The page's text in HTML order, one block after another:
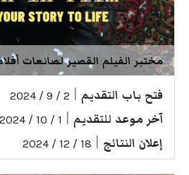
مختبر الفيلم القصير لصانعات
فتح باب التقديم 2 / 9 / 2024
آخر موعد للتقديم 1 / 10 / 2024
إعلان النتائج 18 / 12 / 2024